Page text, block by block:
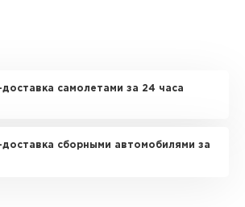
доставка самолетами за 24 часа
доставка сборными автомобилями за